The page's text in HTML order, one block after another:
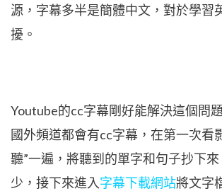
源，字幕多半是簡體中文，對於學習
擾。
Youtube的cc字幕剛好能解決這個問
國外頻道都會有cc字幕，在第一次看
聽”一遍，將聽到的單字和句子抄下
少，接下來進入字幕下載網站將文字